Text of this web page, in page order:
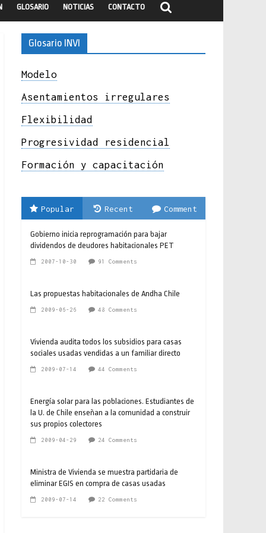
GLOSARIO NOTICIAS CONTACTO
Glosario INVI
Modelo
Asentamientos irregulares
Flexibilidad
Progresividad residencial
Formación y capacitación
Popular Recent Comment
Gobierno inicia reprogramación para bajar
dividendos de deudores habitacionales PET
2007-10-30 91 Comments
Las propuestas habitacionales de Andha Chile
2009-06-26 48 Comments
Vivienda audita todos los subsidios para casas
sociales usadas vendidas a un familiar directo
2009-07-14 44 Comments
Energía solar para las poblaciones. Estudiantes de
la U. de Chile enseñan a la comunidad a construir
sus propios colectores
2009-04-29 24 Comments
Ministra de Vivienda se muestra partidaria de
eliminar EGIS en compra de casas usadas
2009-07-14 22 Comments